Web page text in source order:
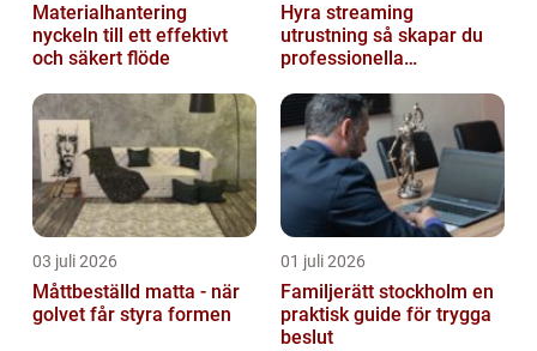
Materialhantering
nyckeln till ett effektivt
och säkert flöde
Hyra streaming
utrustning så skapar du
professionella
03 juli 2026
Måttbeställd matta - när
golvet får styra formen
01 juli 2026
Familjerätt stockholm en
praktisk guide för trygga
beslut